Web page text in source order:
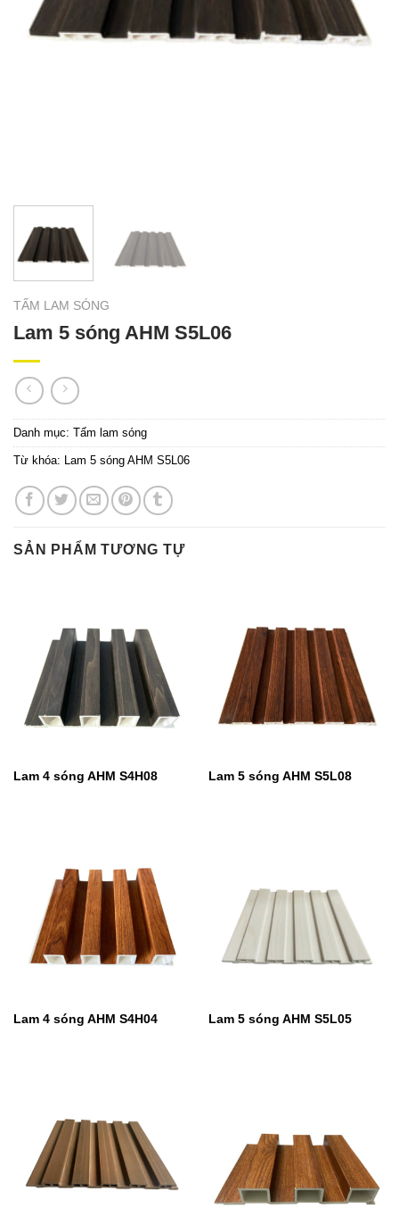
TẤM LAM SÓNG
Lam 5 sóng AHM S5L06
Danh mục: Tấm lam sóng
Từ khóa: Lam 5 sóng AHM S5L06
SẢN PHẨM TƯƠNG TỰ
Lam 4 sóng AHM S4H08 Lam 5 sóng AHM S5L08
Lam 4 sóng AHM S4H04 Lam 5 sóng AHM S5L05